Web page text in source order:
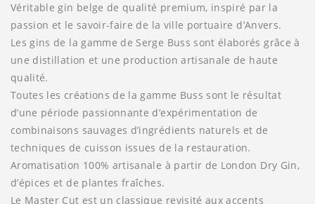
Véritable gin belge de qualité premium, inspiré par la
passion et le savoir-faire de la ville portuaire d’Anvers.
Les gins de la gamme de Serge Buss sont élaborés grâce à
une distillation et une production artisanale de haute
qualité.
Toutes les créations de la gamme Buss sont le résultat
d’une période passionnante d’expérimentation de
combinaisons sauvages d’ingrédients naturels et de
techniques de cuisson issues de la restauration.
Aromatisation 100% artisanale à partir de London Dry Gin,
d’épices et de plantes fraîches.
Le Master Cut est un classique revisité aux accents